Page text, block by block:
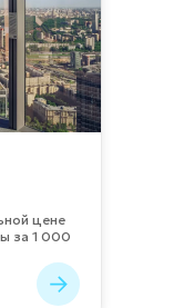
цене
за 1 000